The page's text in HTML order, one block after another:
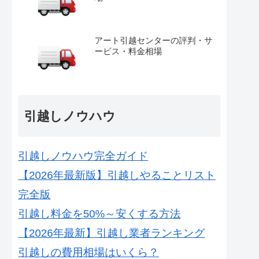
アート引越センターの評判・サ
ービス・料金相場
引越しノウハウ
引越しノウハウ完全ガイド
【2026年最新版】引越しやることリスト
完全版
引越し料金を50%～安くする方法
【2026年最新】引越し業者ランキング
引越しの費用相場はいくら？